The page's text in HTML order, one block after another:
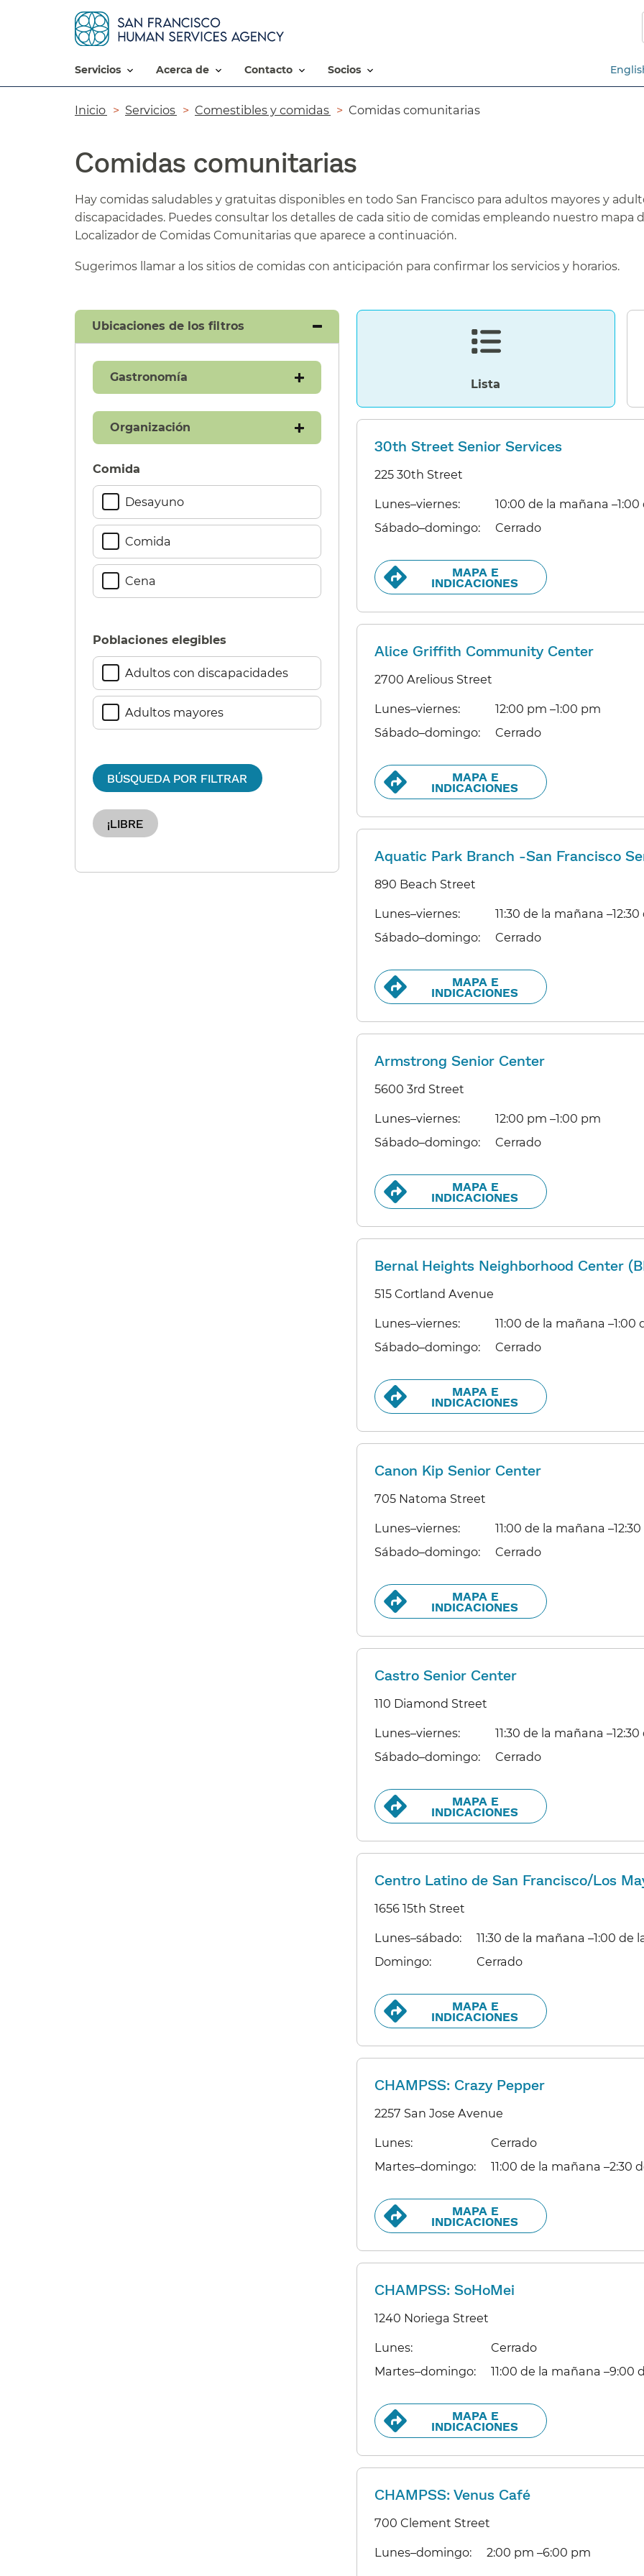
servicios​​ acerca de​​ contacto​​ socios​​
Ruta
navegación​​
Inicio​​ Servicios​​ Comestibles y comidas​​ Comidas comunitarias​​
Comidas comunitarias​​
Hay comidas saludables y gratuitas disponibles en todo San Francisco para adultos mayores y
discapacidades. Puedes consultar los detalles de cada sitio de comidas empleando nuestro mapa
Localizador de Comidas Comunitarias que aparece a continuación.​​
Sugerimos llamar a los sitios de comidas con anticipación para confirmar los servicios y horarios.​​
Ubicaciones de los filtros​​
Gastronomía​​
Organización​​
Comida
Desayuno​​
Comida​​
Cena​​
Poblaciones elegibles
Adultos con discapacidades​​
Adultos mayores​​
Lista​​
30th Street Senior Services
225 30th Street
Lunes–viernes:​​
10:00 de la mañana
Sábado–domingo:​​
Cerrado​​
MAPA E
INDICACIONES​​
Alice Griffith Community Center
2700 Arelious Street
Lunes–viernes:​​
12:00 pm –1:00 pm​​
Sábado–domingo:​​
Cerrado​​
MAPA E
INDICACIONES​​
Aquatic Park Branch -San Francisco
890 Beach Street
Lunes–viernes:​​
11:30 de la mañana
Sábado–domingo:​​
Cerrado​​
MAPA E
INDICACIONES​​
Armstrong Senior Center
5600 3rd Street
Lunes–viernes:​​
12:00 pm –1:00 pm​​
Sábado–domingo:​​
Cerrado​​
MAPA E
INDICACIONES​​
Bernal Heights Neighborhood Center
515 Cortland Avenue
Lunes–viernes:​​
11:00 de la mañana –1:00
Sábado–domingo:​​
Cerrado​​
MAPA E
INDICACIONES​​
Canon Kip Senior Center
705 Natoma Street
Lunes–viernes:​​
11:00 de la mañana
Sábado–domingo:​​
Cerrado​​
MAPA E
INDICACIONES​​
Castro Senior Center
110 Diamond Street
Lunes–viernes:​​
11:30 de la mañana
Sábado–domingo:​​
Cerrado​​
MAPA E
INDICACIONES​​
Centro Latino de San Francisco/Los
1656 15th Street
Lunes–sábado:​​
11:30 de la mañana –1:00 de
Domingo:​​
Cerrado​​
MAPA E
INDICACIONES​​
CHAMPSS: Crazy Pepper
2257 San Jose Avenue
Lunes:​​
Cerrado​​
Martes–domingo:​​
11:00 de la mañana –2:30
MAPA E
INDICACIONES​​
CHAMPSS: SoHoMei
1240 Noriega Street
Lunes:​​
Cerrado​​
Martes–domingo:​​
11:00 de la mañana –9:00
MAPA E
INDICACIONES​​
CHAMPSS: Venus Café
700 Clement Street
Lunes–domingo:​​ 2:00 pm –6:00 pm​​